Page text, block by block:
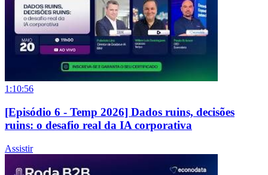
1:10:56
[Episódio 6 - Temp 2026] Dados ruins, decisões
ruins: o desafio real da IA corporativa
Assistir